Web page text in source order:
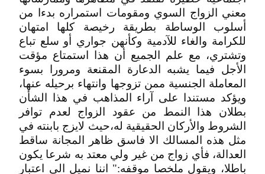
معني الزواج السوي ومقومات استمراره بدءا من
أسلوب الوساطة بطريقة رخيصة كلها امتهان
للكرامة والغاء للآدمية وكأنهن جواري أو سلع تباع
وتشتري‏، مع علم الجميع أن هذا استمتاع مؤقت
الأجل فيما يشبه الدعارة المقنعة ومرورا بسوء
المعاملة الجنسية ممن تزوجها وانتهاء برحيله عنها،
ويؤكد مستندا على آراء المذاهب في هذا الشأن
بطلان هذا النمط من عقود الزواج لعدم توافر
الشروط والأركان الحقيقية له‏،حيث لايزج بابنته في
مثل هذه المسالك الا فاسق ظاهر المجانة ساقط
العدالة‏، فأي زواج من غير ولي معتد به شرعا يكون
باطلا، ويقول ملخصا موقفه:" اننا نميل الي اعتبار